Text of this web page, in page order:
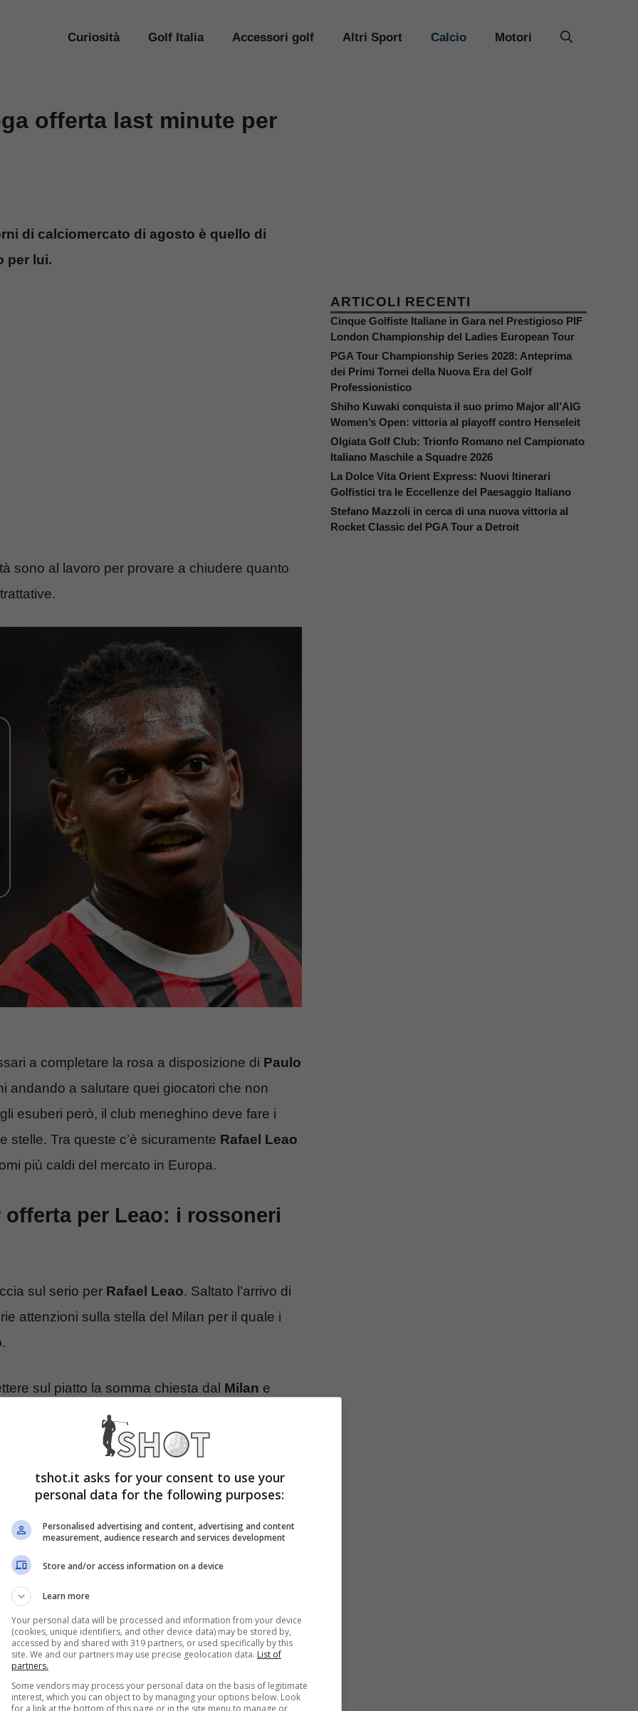
Curiosità Golf Italia Accessori golf Altri Sport Calcio Motori
offerta last minute per
di calciomercato di agosto è quello di
per lui.
sono al lavoro per provare a chiudere quanto
a completare la rosa a disposizione di Paulo
andando a salutare quei giocatori che non
esuberi però, il club meneghino deve fare i
stelle. Tra queste c’è sicuramente Rafael Leao
più caldi del mercato in Europa.
per Leao: i rossoneri
sul serio per Rafael Leao. Saltato l’arrivo di
attenzioni sulla stella del Milan per il quale i
sul piatto la somma chiesta dal Milan e
contropartita tecnica che potrebbe essere
Balde e Christensen. Una proposta che
al tavolo solamente di fronte ad un’offerta da
nella trattativa.
un giocatore così importante per lo
per non andare a vanificare tutto il lavoro fatto
Da quello che filtra da Milanello infatti,
durante questa sessione di trattative, pronto
Barcellona.
ricerca di un esterno offensivo per sistemare il
ARTICOLI RECENTI
Cinque Golfiste Italiane in Gara nel Prestigioso PIF
London Championship del Ladies European Tour
PGA Tour Championship Series 2028: Anteprima
dei Primi Tornei della Nuova Era del Golf
Professionistico
Shiho Kuwaki conquista il suo primo Major all’AIG
Women’s Open: vittoria al playoff contro Henseleit
Olgiata Golf Club: Trionfo Romano nel Campionato
Italiano Maschile a Squadre 2026
La Dolce Vita Orient Express: Nuovi Itinerari
Golfistici tra le Eccellenze del Paesaggio Italiano
Stefano Mazzoli in cerca di una nuova vittoria al
Rocket Classic del PGA Tour a Detroit
tshot.it asks for your consent to use your
personal data for the following purposes:
Personalised advertising and content, advertising and content
measurement, audience research and services development
Store and/or access information on a device
Learn more
Your personal data will be processed and information from your device
(cookies, unique identifiers, and other device data) may be stored by,
accessed by and shared with 319 partners, or used specifically by this
site. We and our partners may use precise geolocation data. List of
partners.
Some vendors may process your personal data on the basis of legitimate
interest, which you can object to by managing your options below. Look
for a link at the bottom of this page or in the site menu to manage or